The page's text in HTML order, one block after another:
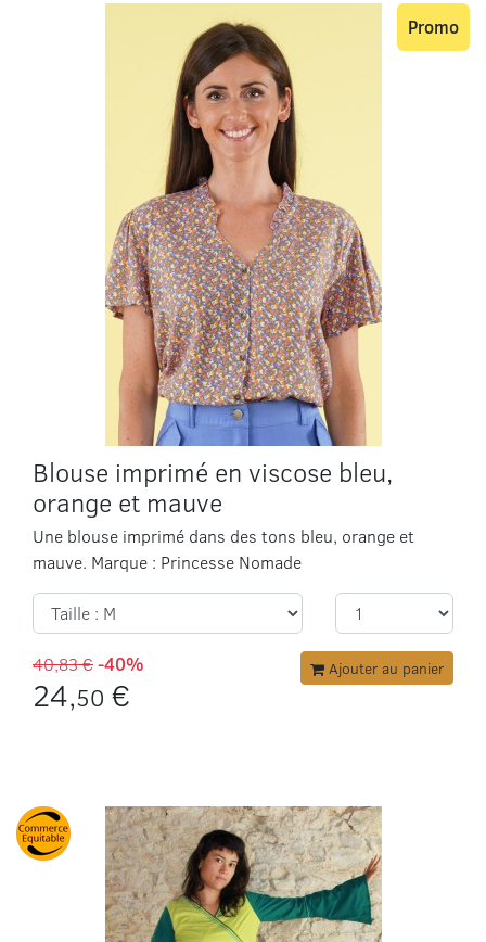
Blouse imprimé en viscose bleu,
orange et mauve
Une blouse imprimé dans des tons bleu, orange et
mauve. Marque : Princesse Nomade
Promo
40,83 €-40%
24,50 €
Ajouter au panier